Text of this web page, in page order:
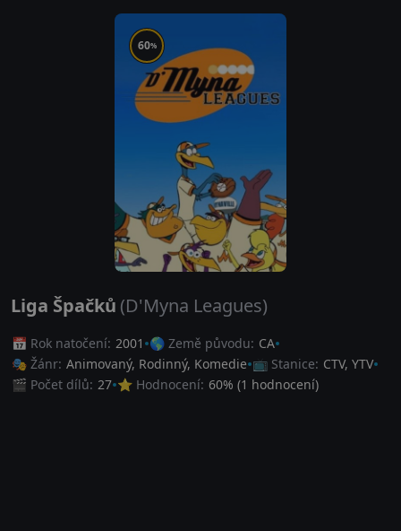
60%
Liga Špačků (D'Myna Leagues)
📅 Rok natočení: 2001 🌎 Země původu: CA
🎭 Žánr: Animovaný, Rodinný, Komedie 📺 Stanice: CTV, YTV
🎬 Počet dílů: 27 ⭐ Hodnocení: 60% (1 hodnocení)